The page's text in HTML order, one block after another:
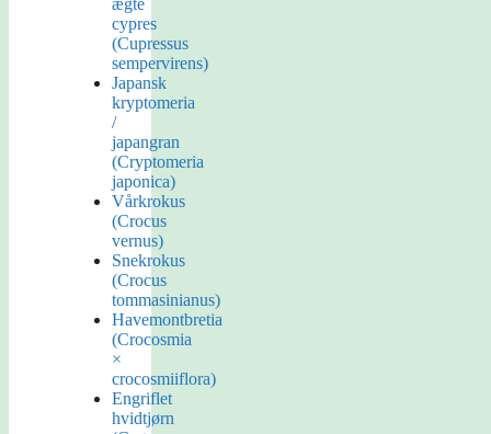
ægte
cypres
(Cupressus
sempervirens)
Japansk
kryptomeria
/
japangran
(Cryptomeria
japonica)
Vårkrokus
(Crocus
vernus)
Snekrokus
(Crocus
tommasinianus)
Havemontbretia
(Crocosmia
×
crocosmiiflora)
Engriflet
hvidtjørn